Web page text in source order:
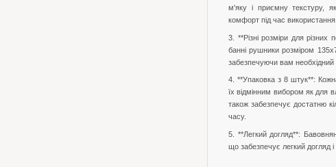
м'яку і приємну текстуру,
комфорт під час використання.
3. **Різні розміри для
банні рушники розміром
забезпечуючи вам
4. **Упаковка з 8 штук**:
їх відмінним вибором як для
також забезпечує достатню
часу.
5. **Легкий догляд**:
що забезпечує легкий догляд